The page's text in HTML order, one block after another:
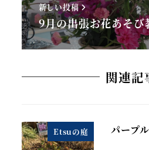
新しい投稿
9月の出張お花あそび
関連記
Etsuの庭 パープ